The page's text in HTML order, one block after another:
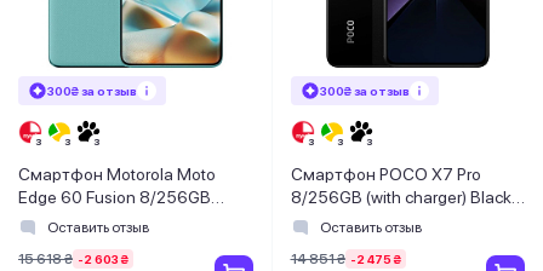
300₴ за отзыв
Смартфон Motorola Moto
Edge 60 Fusion 8/256GB
Amazonite (PB7E0036RS)
Оставить отзыв
15 618 ₴ -2 603 ₴
300₴ за отзыв
Смартфон POCO X7 Pro
8/256GB (with charger) Black
EU
Оставить отзыв
14 851 ₴ -2 475 ₴